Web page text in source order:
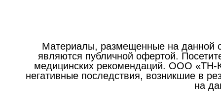
Материалы, размещенные на данной
являются публичной офертой.
медицинских рекомендаций. ООО «ТН-
негативные последствия, возникшие в
на